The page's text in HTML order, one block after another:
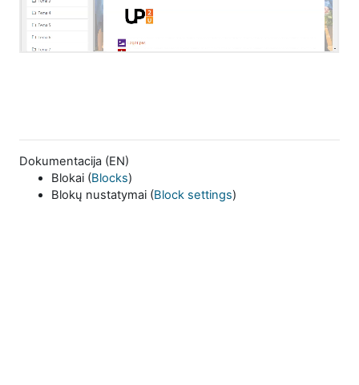
Dokumentacija (EN)
Blokai (Blocks)
Blokų nustatymai (Block settings)